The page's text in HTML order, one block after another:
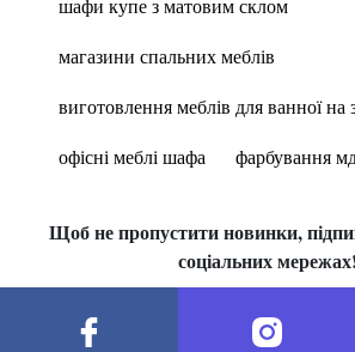
шафи купе з матовим склом
магазини спальних меблів
виготовлення меблів для ванної на
офісні меблі шафа
фарбування
Щоб не пропустити новинки,
соціальних мережах!